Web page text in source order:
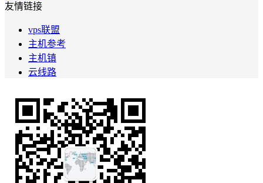
友情链接
vps联盟
主机参考
主机镇
云线路